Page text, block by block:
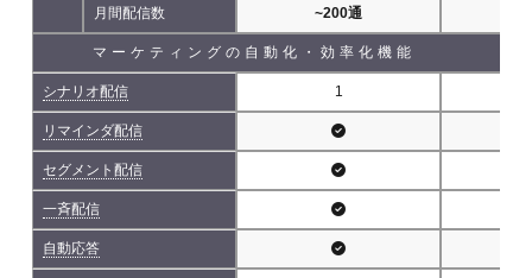
月間配信数 ~200通
マーケティングの自動化・効率化機能
シナリオ配信 1
リマインダ配信
セグメント配信
一斉配信
自動応答